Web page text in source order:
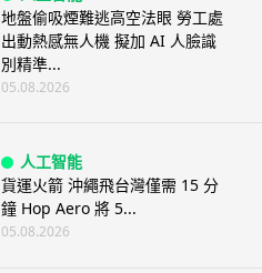
地盤偷吸煙難逃高空法眼 勞工處
出動熱感無人機 擬加 AI 人臉識
別精準...
05.08.2026
人工智能
貨運火箭 沖繩飛台灣僅需 15 分
鐘 Hop Aero 將 5...
05.08.2026